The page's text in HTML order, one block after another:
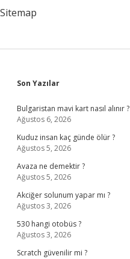
Sitemap
Sidebar
Son Yazılar
Bulgaristan mavi kart nasıl alınır ?
Ağustos 6, 2026
Kuduz insan kaç günde ölür ?
Ağustos 5, 2026
Avaza ne demektir ?
Ağustos 5, 2026
Akciğer solunum yapar mı ?
Ağustos 3, 2026
530 hangi otobüs ?
Ağustos 3, 2026
Scratch güvenilir mi ?